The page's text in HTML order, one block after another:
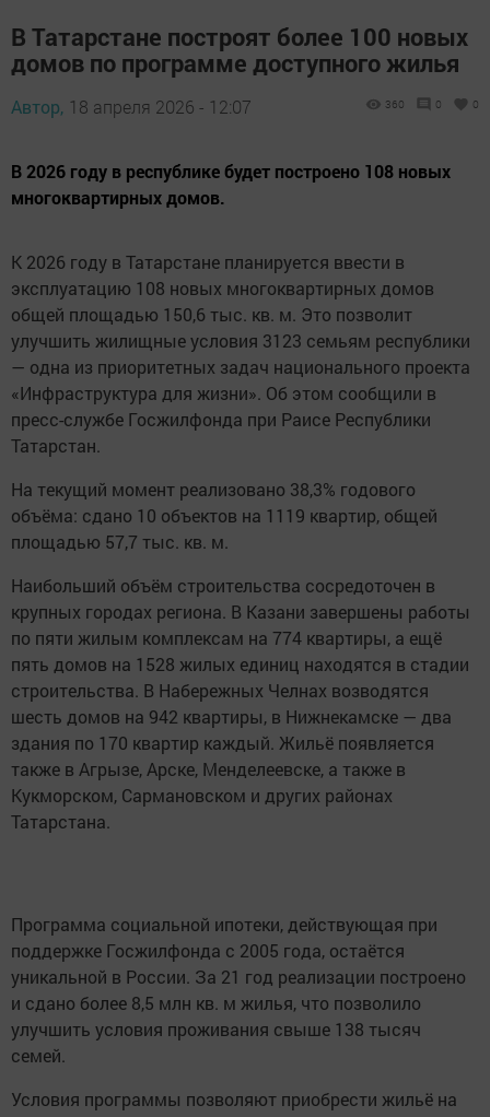
В Татарстане построят более 100 новых
домов по программе доступного жилья
Автор, 18 апреля 2026 - 12:07 360 0 0
В 2026 году в республике будет построено 108 новых
многоквартирных домов.
К 2026 году в Татарстане планируется ввести в
эксплуатацию 108 новых многоквартирных домов
общей площадью 150,6 тыс. кв. м. Это позволит
улучшить жилищные условия 3123 семьям республики
— одна из приоритетных задач национального проекта
«Инфраструктура для жизни». Об этом сообщили в
пресс-службе Госжилфонда при Раисе Республики
Татарстан.
На текущий момент реализовано 38,3% годового
объёма: сдано 10 объектов на 1119 квартир, общей
площадью 57,7 тыс. кв. м.
Наибольший объём строительства сосредоточен в
крупных городах региона. В Казани завершены работы
по пяти жилым комплексам на 774 квартиры, а ещё
пять домов на 1528 жилых единиц находятся в стадии
строительства. В Набережных Челнах возводятся
шесть домов на 942 квартиры, в Нижнекамске — два
здания по 170 квартир каждый. Жильё появляется
также в Агрызе, Арске, Менделеевске, а также в
Кукморском, Сармановском и других районах
Татарстана.
Программа социальной ипотеки, действующая при
поддержке Госжилфонда с 2005 года, остаётся
уникальной в России. За 21 год реализации построено
и сдано более 8,5 млн кв. м жилья, что позволило
улучшить условия проживания свыше 138 тысяч
семей.
Условия программы позволяют приобрести жильё на